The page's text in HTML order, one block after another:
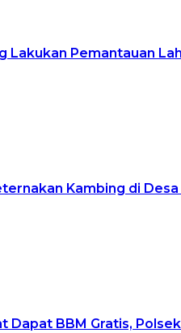
Lakukan Pemantauan
Kambing di
Dapat BBM Gratis,